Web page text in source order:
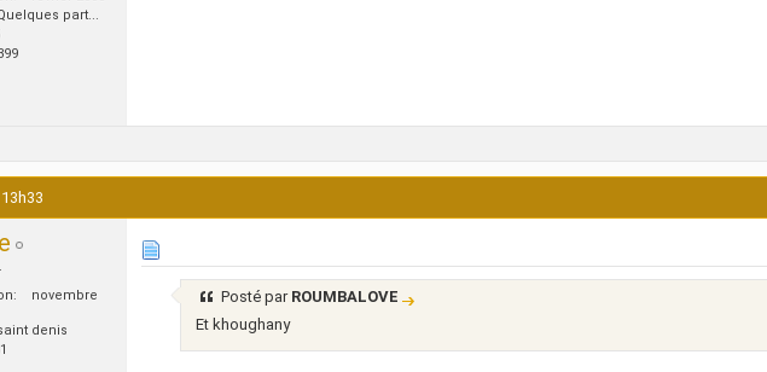
part...
13h33
novembre
denis
Posté par ROUMBALOVE
Et khoughany